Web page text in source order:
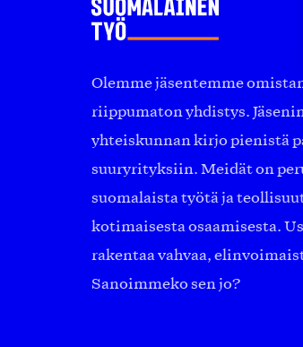
Olemme jäsentemme
riippumaton yhdistys.
yhteiskunnan kirjo pienistä
suuryrityksiin. Meidät on
suomalaista työtä ja
kotimaisesta osaamisesta.
rakentaa vahvaa,
Sanoimmeko sen jo?